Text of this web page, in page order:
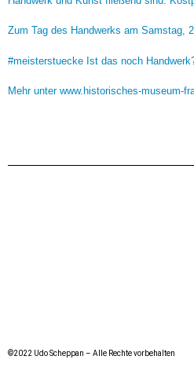
Zum Tag des Handwerks am Samstag,
#meisterstuecke Ist das noch
Mehr unter www.historisches-museum-
©2022 Udo Scheppan – Alle Rechte vorbehalten